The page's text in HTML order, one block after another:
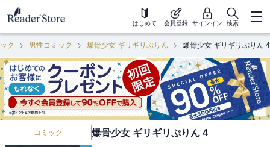
はじめて 会員登録 サインイン 検索
ク 男性コミック 爆骨少女 ギリギリぷりん 爆骨少女 ギリギリぷりん 4
コミック 爆骨少女 ギリギリぷりん 4